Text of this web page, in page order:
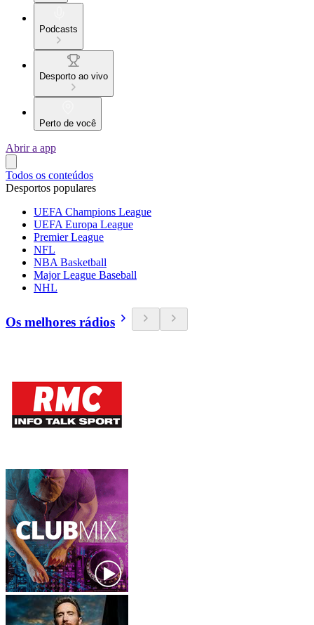
Podcasts
Desporto ao vivo
Perto de você
Abrir a app
Todos os conteúdos
Desportos populares
UEFA Champions League
UEFA Europa League
Premier League
NFL
NBA Basketball
Major League Baseball
NHL
Os melhores rádios